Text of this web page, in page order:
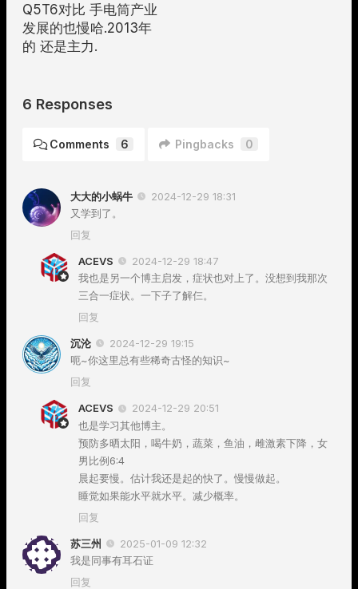
Q5T6对比 手电筒产业
发展的也慢哈.2013年
的 还是主力.
6 Responses
Comments 6 Pingbacks 0
大大的小蜗牛
2024-12-29 18:31
又学到了。
回复
ACEVS
2024-12-29 18:47
我也是另一个博主启发，症状也对上了。没想到我那次
三合一症状。一下子了解仨。
回复
沉沦
2024-12-29 19:15
呃~你这里总有些稀奇古怪的知识~
回复
ACEVS
2024-12-29 20:51
也是学习其他博主。
预防多晒太阳，喝牛奶，蔬菜，鱼油，雌激素下降，女
男比例6:4
晨起要慢。估计我还是起的快了。慢慢做起。
睡觉如果能水平就水平。减少概率。
回复
苏三州
2025-01-09 12:32
我是同事有耳石证
回复